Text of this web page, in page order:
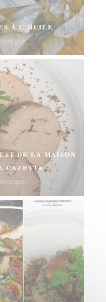
À L'HUILE
DE LA MAISON
CAZETTE